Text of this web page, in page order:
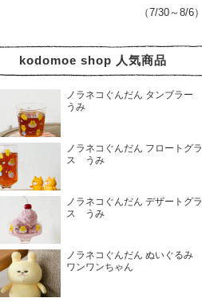
（7/30～8/6）
kodomoe shop 人気商品
ノラネコぐんだん タンブラー
うみ
ノラネコぐんだん フロートグラ
ス うみ
ノラネコぐんだん デザートグラ
ス うみ
ノラネコぐんだん ぬいぐるみ
ワンワンちゃん